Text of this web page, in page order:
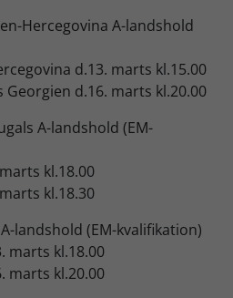
Hercegovina A-landshold
d.13. marts kl.15.00
Georgien d.16. marts kl.20.00
A-landshold (EM-
kl.18.00
kl.18.30
landshold (EM-kvalifikation)
marts kl.18.00
marts kl.20.00